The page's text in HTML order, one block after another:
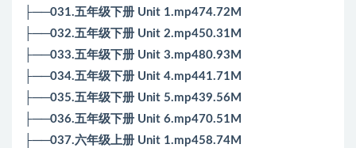
├──031.五年级下册 Unit 1.mp474.72M
├──032.五年级下册 Unit 2.mp450.31M
├──033.五年级下册 Unit 3.mp480.93M
├──034.五年级下册 Unit 4.mp441.71M
├──035.五年级下册 Unit 5.mp439.56M
├──036.五年级下册 Unit 6.mp470.51M
├──037.六年级上册 Unit 1.mp458.74M